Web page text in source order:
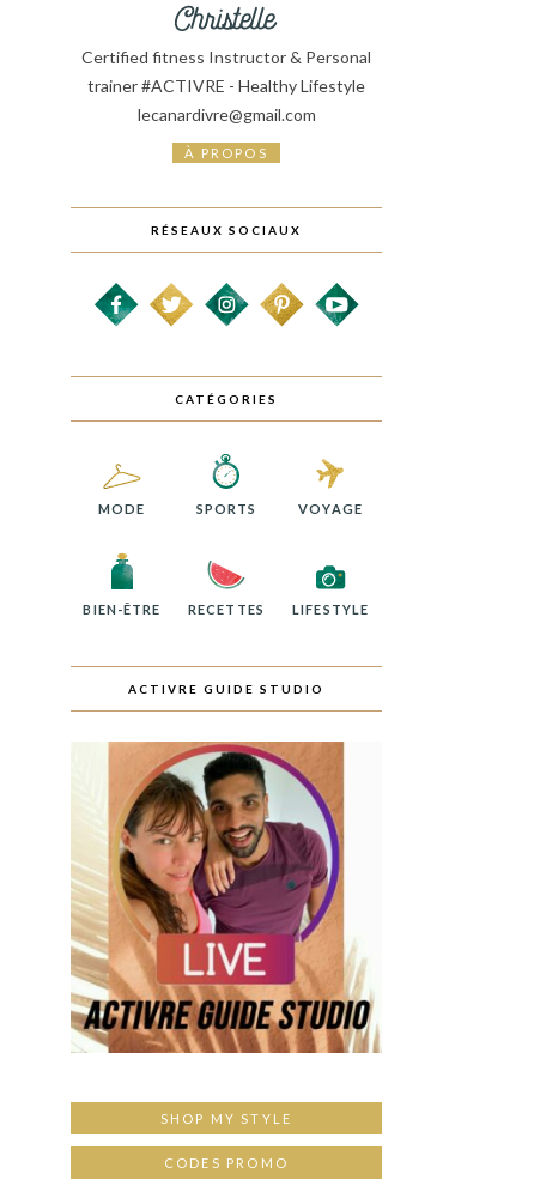
Certified fitness Instructor & Personal
trainer #ACTIVRE - Healthy Lifestyle
lecanardivre@gmail.com
À PROPOS
RÉSEAUX SOCIAUX
CATÉGORIES
MODE SPORTS VOYAGE
BIEN-ÊTRE RECETTES LIFESTYLE
ACTIVRE GUIDE STUDIO
SHOP MY STYLE
CODES PROMO